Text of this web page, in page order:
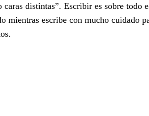
distintas”. Escribir es sobre todo
mientras escribe con mucho cuidado